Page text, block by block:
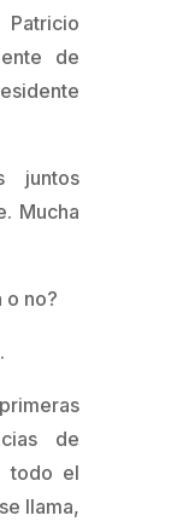
de
juntos
Mucha
o no?
de
todo el
llama,